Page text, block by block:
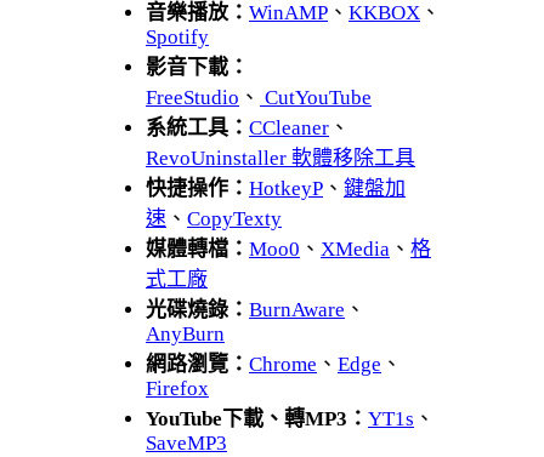
音樂播放： WinAMP 、 KKBOX 、
Spotify
影音下載：
FreeStudio 、 CutYouTube
系統工具： CCleaner 、
RevoUninstaller 軟體移除工具
快捷操作： HotkeyP 、 鍵盤加
速 、 CopyTexty
媒體轉檔： Moo0 、 XMedia 、 格
式工廠
光碟燒錄： BurnAware 、
AnyBurn
網路瀏覽： Chrome 、 Edge 、
Firefox
YouTube下載、轉MP3： YT1s 、
SaveMP3